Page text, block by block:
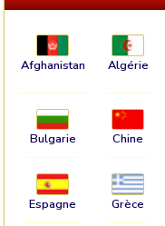
Afghanistan Algérie
Bulgarie Chine
Espagne Grèce